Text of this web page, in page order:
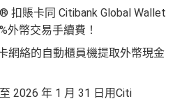
扣賬卡同 Citibank Global Wallet
外幣交易手續費！
網絡的自動櫃員機提取外幣現金
2026 年 1 月 31 日用Citi